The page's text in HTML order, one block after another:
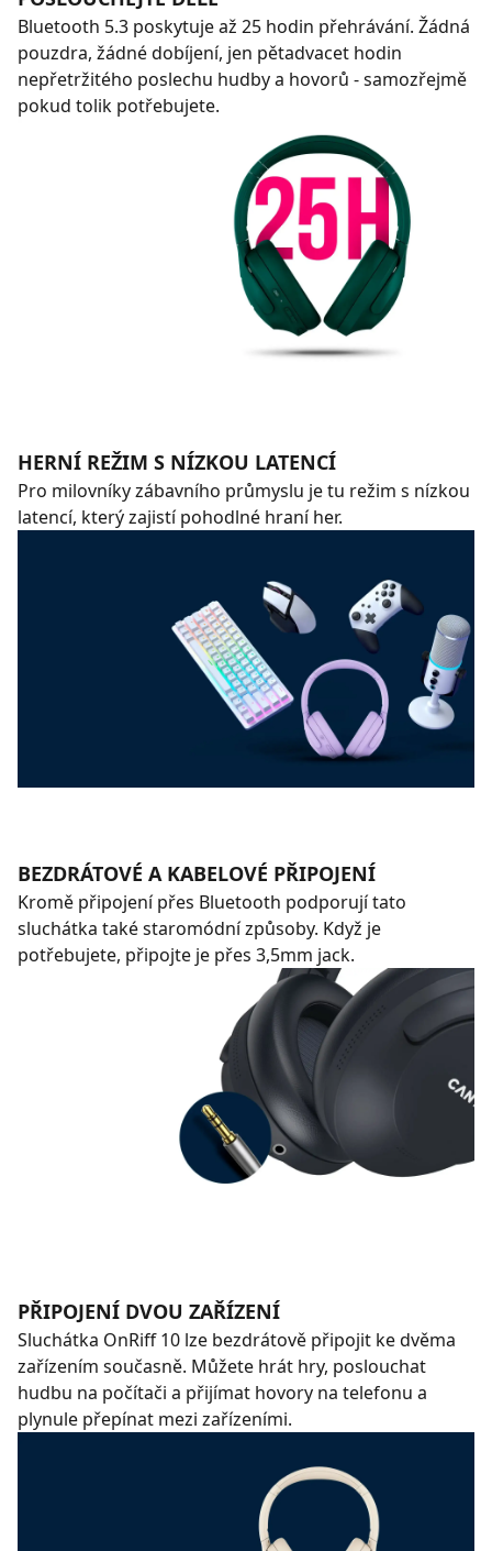
Bluetooth 5.3 poskytuje až 25 hodin přehrávání. Žádná
pouzdra, žádné dobíjení, jen pětadvacet hodin
nepřetržitého poslechu hudby a hovorů - samozřejmě
pokud tolik potřebujete.
HERNÍ REŽIM S NÍZKOU LATENCÍ
Pro milovníky zábavního průmyslu je tu režim s nízkou
latencí, který zajistí pohodlné hraní her.
BEZDRÁTOVÉ A KABELOVÉ PŘIPOJENÍ
Kromě připojení přes Bluetooth podporují tato
sluchátka také staromódní způsoby. Když je
potřebujete, připojte je přes 3,5mm jack.
PŘIPOJENÍ DVOU ZAŘÍZENÍ
Sluchátka OnRiff 10 lze bezdrátově připojit ke dvěma
zařízením současně. Můžete hrát hry, poslouchat
hudbu na počítači a přijímat hovory na telefonu a
plynule přepínat mezi zařízeními.